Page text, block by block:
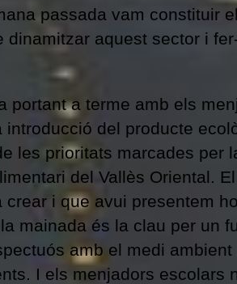
passada vam constituir el
dinamitzar aquest sector i
portant a terme amb els
introducció del producte
les prioritats marcades per
del Vallès Oriental.
crear i que avui presentem
mainada és la clau per un
amb el medi
I els menjadors escolars